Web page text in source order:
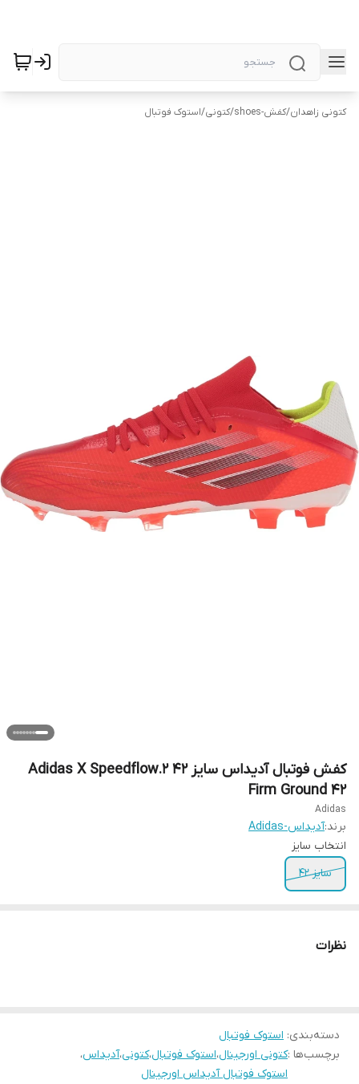
کتونی زاهدان/کفش-shoes /کتونی/استوک فوتبال
کفش فوتبال آدیداس سایز ۴۲ Adidas X Speedflow.2
Firm Ground 42
Adidas
برند:آدیداس-Adidas
انتخاب سایز
سایز ۴۲
نظرات
دسته‌بندی: استوک فوتبال
برچسب‌ها :کتونی اورجینال،استوک فوتبال،کتونی،آدیداس،
استوک فوتبال آدیداس اورجینال